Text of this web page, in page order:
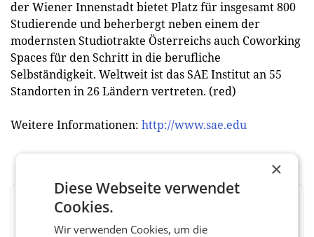
der Wiener Innenstadt bietet Platz für insgesamt 800
Studierende und beherbergt neben einem der
modernsten Studiotrakte Österreichs auch Coworking
Spaces für den Schritt in die berufliche
Selbständigkeit. Weltweit ist das SAE Institut an 55
Standorten in 26 Ländern vertreten. (red)
Weitere Informationen: http://www.sae.edu
BEWERTEN SIE DIESEN ARTIKEL
×
Diese Webseite verwendet
Cookies.
Wir verwenden Cookies, um die